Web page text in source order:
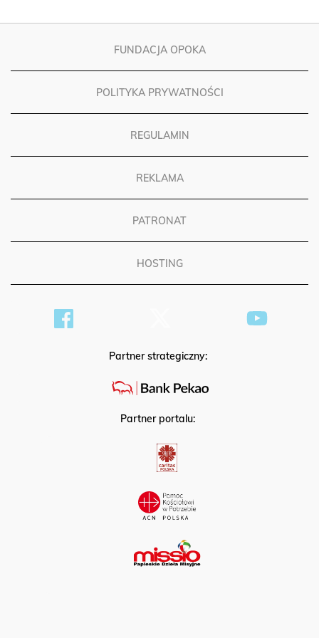
FUNDACJA OPOKA
POLITYKA PRYWATNOŚCI
REGULAMIN
REKLAMA
PATRONAT
HOSTING
Partner strategiczny:
Partner portalu: